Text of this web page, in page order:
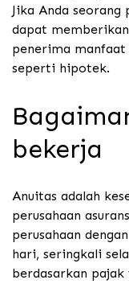
Jika Anda seorang
dapat
penerima manfaat
seperti hipotek.
bekerja
Anuitas adalah
perusahaan
perusahaan
hari, seringkali
berdasarkan pajak